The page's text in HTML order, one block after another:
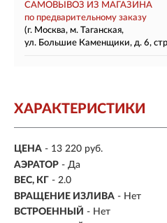
САМОВЫВОЗ ИЗ МАГАЗИНА
по предварительному заказу
(г. Москва, м. Таганская,
ул. Большие Каменщики, д. 6,
ХАРАКТЕРИСТИКИ
ЦЕНА - 13 220 руб.
АЭРАТОР - Да
ВЕС, КГ - 2.0
ВРАЩЕНИЕ ИЗЛИВА - Нет
ВСТРОЕННЫЙ - Нет